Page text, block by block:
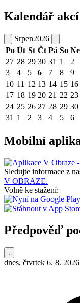
Kalendář akcí
Srpen2026
Po Út St Čt Pá So Ne
27 28 29 30 31 1
2
3
4 5 6 7 8
9
10 11 12 13 14 15 16
17 18 19 20 21 22 23
24 25 26 27 28 29 30
31 1 2 3 4 5 6
Mobilní
Sledujte informace z
V OBRAZE.
Volně ke stažení:
Předpověď
dnes, čtvrtek 6. 8. 2026